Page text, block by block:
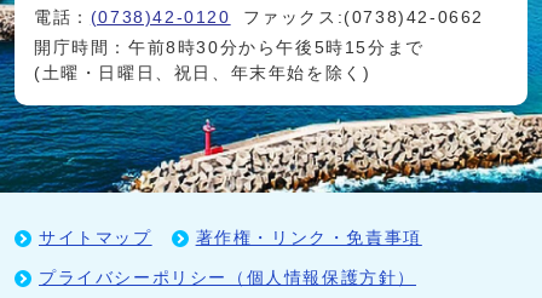
電話： (0738)42-0120
ファックス:(0738)42-0662
開庁時間：午前8時30分から午後5時15分まで
(土曜・日曜日、祝日、年末年始を除く)
サイトマップ 著作権・リンク・免責事項
プライバシーポリシー（個人情報保護方針）